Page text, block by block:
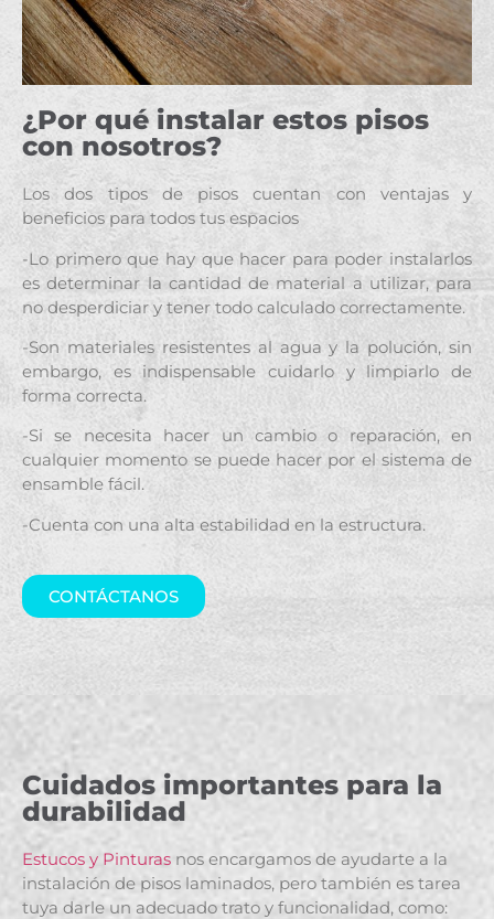
¿Por qué instalar estos pisos
con nosotros?
Los dos tipos de pisos cuentan con ventajas y
beneficios para todos tus espacios
-Lo primero que hay que hacer para poder instalarlos
es determinar la cantidad de material a utilizar, para
no desperdiciar y tener todo calculado correctamente.
-Son materiales resistentes al agua y la polución, sin
embargo, es indispensable cuidarlo y limpiarlo de
forma correcta.
-Si se necesita hacer un cambio o reparación, en
cualquier momento se puede hacer por el sistema de
ensamble fácil.
-Cuenta con una alta estabilidad en la estructura.
CONTÁCTANOS
Cuidados importantes para la
durabilidad
Estucos y Pinturas nos encargamos de ayudarte a la
instalación de pisos laminados, pero también es tarea
tuya darle un adecuado trato y funcionalidad, como: